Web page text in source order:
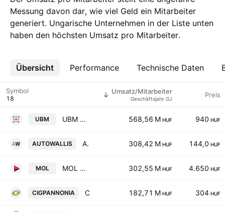
Messung davon dar, wie viel Geld ein Mitarbeiter
generiert. Ungarische Unternehmen in der Liste unten
haben den höchsten Umsatz pro Mitarbeiter.
Übersicht Performance Technische Daten
Mehr
Symbol Umsatz/Mitarbeiter
Geschäftsjahr GJ Preis
UBM UBM Holding Nyrt 568,56 M HUF 940 HUF
AUTOWALLIS AutoWallis Plc Class C 308,42 M HUF 144,0 HUF
MOL MOL Hungarian Oil & Gas Plc Class A 302,55 M HUF 4.650 HUF
CIGPANNONIA 182,71 M HUF 304 HUF